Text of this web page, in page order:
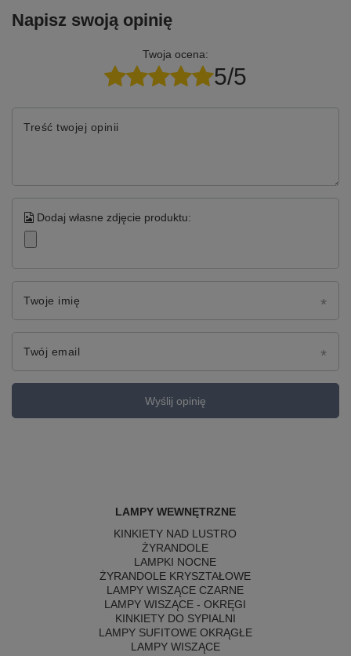
Napisz swoją opinię
Twoja ocena:
5/5
Treść twojej opinii
Dodaj własne zdjęcie produktu:
Twoje imię
Twój email
Wyślij opinię
LAMPY WEWNĘTRZNE
KINKIETY NAD LUSTRO
ŻYRANDOLE
LAMPKI NOCNE
ŻYRANDOLE KRYSZTAŁOWE
LAMPY WISZĄCE CZARNE
LAMPY WISZĄCE - OKRĘGI
KINKIETY DO SYPIALNI
LAMPY SUFITOWE OKRĄGŁE
LAMPY WISZĄCE